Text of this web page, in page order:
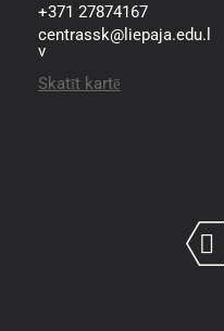
+371 27874167
centrassk@liepaja.edu.l
v
Skatīt kartē